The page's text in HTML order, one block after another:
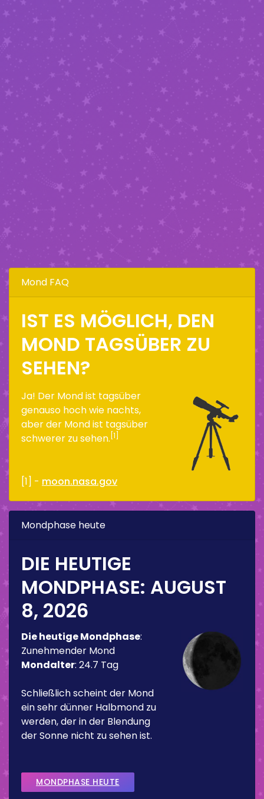
Mond FAQ
IST ES MÖGLICH, DEN
MOND TAGSÜBER ZU
SEHEN?
Ja! Der Mond ist tagsüber
genauso hoch wie nachts,
aber der Mond ist tagsüber
schwerer zu sehen. [1]
[1] - moon.nasa.gov
Mondphase heute
DIE HEUTIGE
MONDPHASE: AUGUST
8, 2026
Die heutige Mondphase:
Zunehmender Mond
Mondalter: 24.7 Tag
Schließlich scheint der Mond
ein sehr dünner Halbmond zu
werden, der in der Blendung
der Sonne nicht zu sehen ist.
MONDPHASE HEUTE